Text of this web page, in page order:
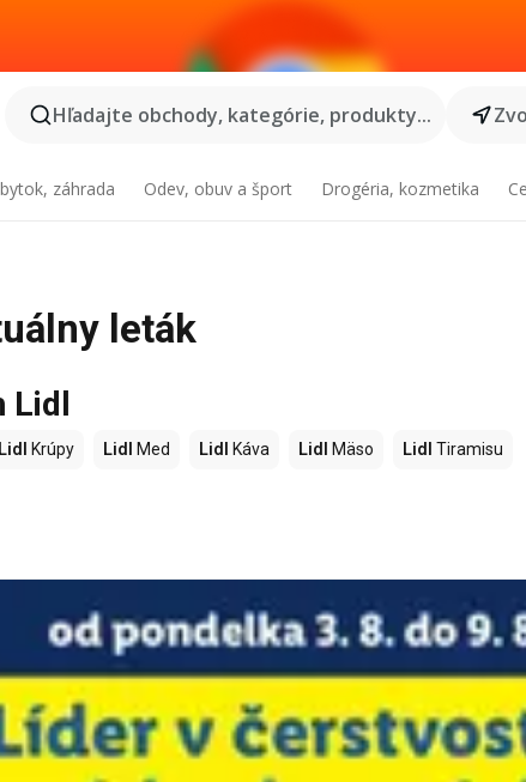
Hľadajte obchody, kategórie, produkty...
záhrada Odev, obuv a šport Drogéria, kozmetika
leták
Lidl
Lidl Krúpy Lidl Med Lidl Káva Lidl Mäso Lidl Tiramisu